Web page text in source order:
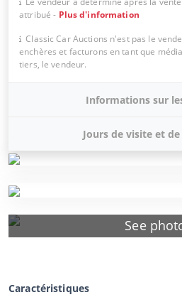
See
attribué - Plus d'information
Classic Car Auctions n'est pas le
enchères et facturons en tant que
tiers, le vendeur.
Informations sur
Jours de visite et
Caractéristiques